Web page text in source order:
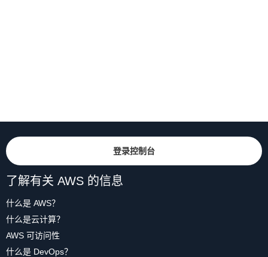
登录控制台
了解有关 AWS 的信息
什么是 AWS？
什么是云计算？
AWS 可访问性
什么是 DevOps？